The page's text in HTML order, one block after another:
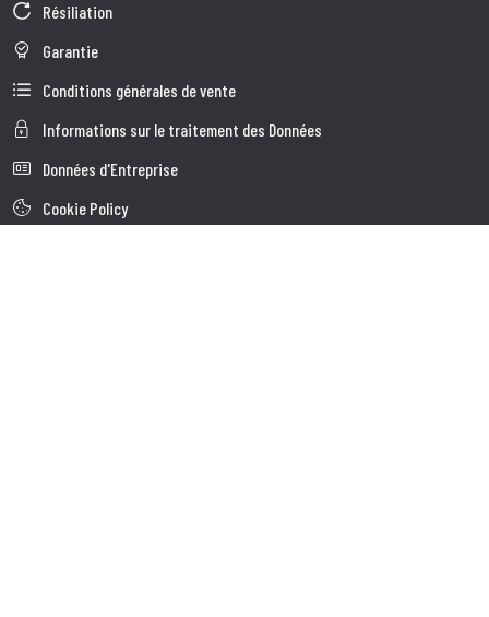
Résiliation
Garantie
Conditions générales de vente
Informations sur le traitement des Données
Données d'Entreprise
Cookie Policy